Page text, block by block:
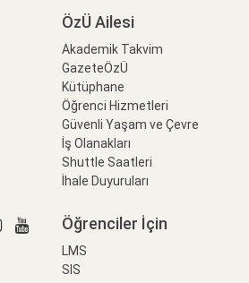
ÖzÜ Ailesi
Akademik Takvim
GazeteÖzÜ
Kütüphane
Öğrenci Hizmetleri
Güvenli Yaşam ve Çevre
İş Olanakları
Shuttle Saatleri
İhale Duyuruları
Öğrenciler İçin
LMS
SIS